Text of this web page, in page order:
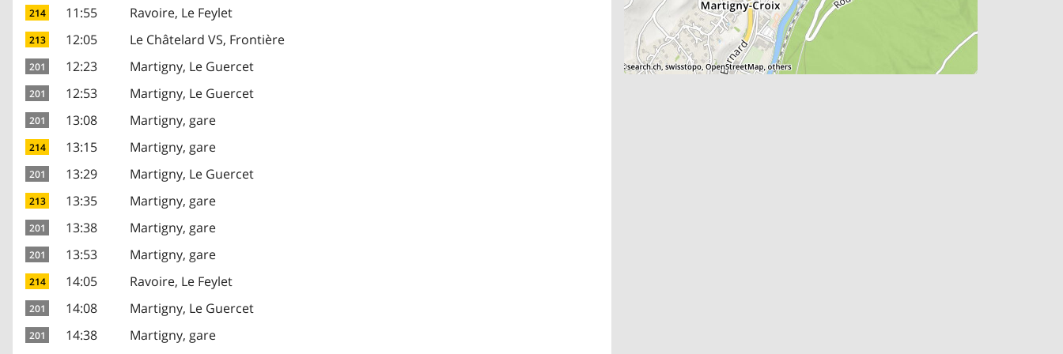
214 11:55 Ravoire, Le Feylet
213 12:05 Le Châtelard VS, Frontière
201 12:23 Martigny, Le Guercet
201 12:53 Martigny, Le Guercet
201 13:08 Martigny, gare
214 13:15 Martigny, gare
201 13:29 Martigny, Le Guercet
213 13:35 Martigny, gare
201 13:38 Martigny, gare
201 13:53 Martigny, gare
214 14:05 Ravoire, Le Feylet
201 14:08 Martigny, Le Guercet
201 14:38
Martigny, gare